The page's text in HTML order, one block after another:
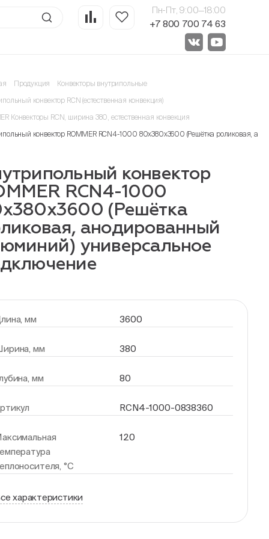
Пн-Пт, 9:00—18:00
+7 800 700 74 63
Продукция Конвекторы внутрипольные
конвектор RCN (естественная конвекция)
Конвекторы RCN, ширина 380, естественная конвекция
конвектор ROMMER RCN4-1000 80х380х3600 (Решётка роликовая,
конвектор
RCN4-1000
(Решётка
анодированный
универсальное
мм 3600
мм 380
мм 80
RCN4-1000-0838360
°С
120
характеристики